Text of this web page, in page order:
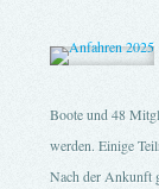
Boote und 48
werden. Einige
Nach der Ankunft